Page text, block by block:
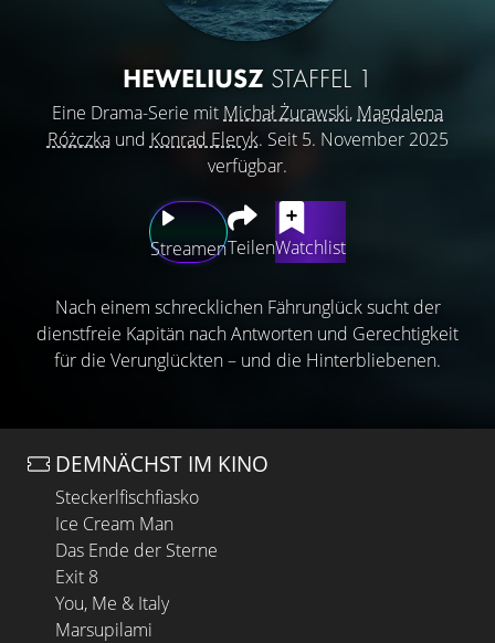
HEWELIUSZ STAFFEL 1
Eine Drama-Serie mit Michał Żurawski, Magdalena
Różczkaund Konrad Eleryk. Seit 5. November 2025
verfügbar.
StreamenTeilenWatchlist
Nach einem schrecklichen Fährunglück sucht der
dienstfreie Kapitän nach Antworten und Gerechtigkeit
für die Verunglückten – und die Hinterbliebenen.
DEMNÄCHST IM KINO
Steckerlfischfiasko
Ice Cream Man
Das Ende der Sterne
Exit 8
You, Me & Italy
Marsupilami